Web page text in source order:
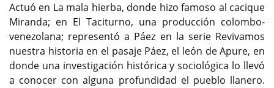
Actuó en La mala hierba, donde hizo famoso al cacique
Miranda; en El Taciturno, una producción colombo-
venezolana; representó a Páez en la serie Revivamos
nuestra historia en el pasaje Páez, el león de Apure, en
donde una investigación histórica y sociológica lo llevó
a conocer con alguna profundidad el pueblo llanero.